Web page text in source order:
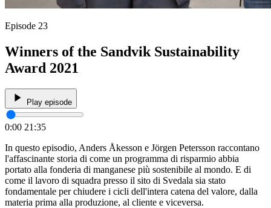
Episode 23
Winners of the Sandvik Sustainability
Award 2021
Play episode
0:00 21:35
In questo episodio, Anders Åkesson e Jörgen Petersson raccontano
l'affascinante storia di come un programma di risparmio abbia
portato alla fonderia di manganese più sostenibile al mondo. E di
come il lavoro di squadra presso il sito di Svedala sia stato
fondamentale per chiudere i cicli dell'intera catena del valore, dalla
materia prima alla produzione, al cliente e viceversa.